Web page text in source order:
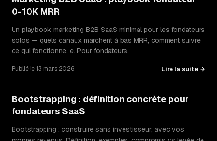
0-10K MRR
Un playbook marketing B2B SaaS minimal pour les fondateurs
solos — quels canaux marchent à bas MRR, comment suivre
ce qui fonctionne, e. Pour fondateurs.
Publié le 13 mars 2026 Lire la suite →
Bootstrapping : définition concrète pour
fondateurs SaaS
Bootstrapping : construire sans investisseur, avec vos